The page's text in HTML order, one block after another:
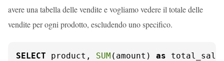
avere una tabella delle vendite e vogliamo vedere il totale delle
vendite per ogni prodotto, escludendo uno specifico.
SELECT product, SUM (amount) as